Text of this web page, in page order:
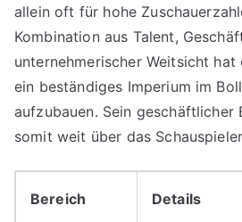
allein oft für hohe
Kombination aus Talent,
unternehmerischer Weitsicht
ein beständiges Imperium im
aufzubauen. Sein
somit weit über das
Bereich Details